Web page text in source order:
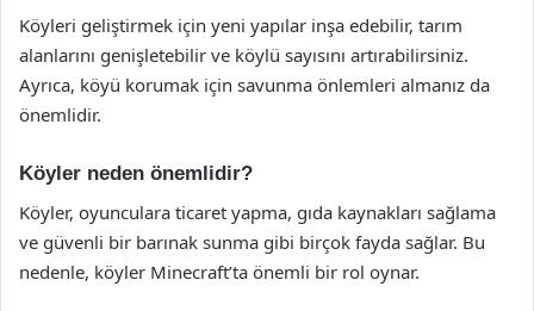
Köyleri geliştirmek için yeni yapılar inşa edebilir, tarım
alanlarını genişletebilir ve köylü sayısını artırabilirsiniz.
Ayrıca, köyü korumak için savunma önlemleri almanız da
önemlidir.
Köyler neden önemlidir?
Köyler, oyunculara ticaret yapma, gıda kaynakları sağlama
ve güvenli bir barınak sunma gibi birçok fayda sağlar. Bu
nedenle, köyler Minecraft’ta önemli bir rol oynar.